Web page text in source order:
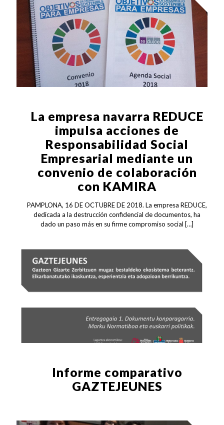
La empresa navarra REDUCE
impulsa acciones de
Responsabilidad Social
Empresarial mediante un
convenio de colaboración
con KAMIRA
PAMPLONA, 16 DE OCTUBRE DE 2018. La empresa REDUCE,
dedicada a la destrucción confidencial de documentos, ha
dado un paso más en su firme compromiso social […]
Informe comparativo
GAZTEJEUNES